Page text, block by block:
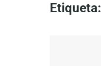
Etiqueta: